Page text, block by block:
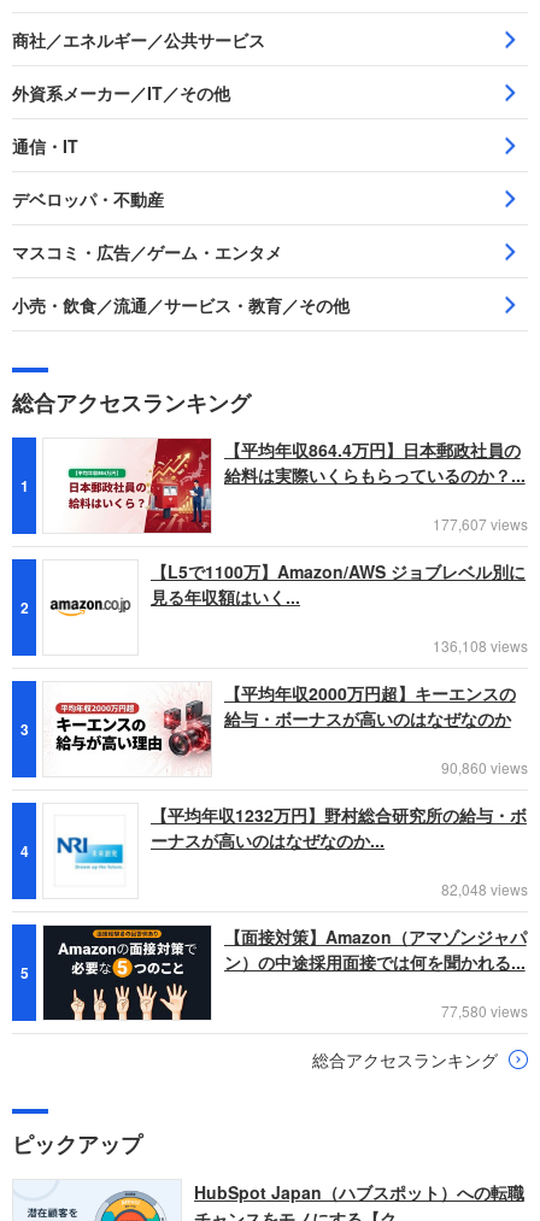
商社／エネルギー／公共サービス
外資系メーカー／IT／その他
通信・IT
デベロッパ・不動産
マスコミ・広告／ゲーム・エンタメ
小売・飲食／流通／サービス・教育／その他
総合アクセスランキング
1
【平均年収864.4万円】日本郵政社員の
給料は実際いくらもらっているのか？...
177,607 views
2
【L5で1100万】Amazon/AWS ジョブレベル別に
見る年収額はいく...
136,108 views
3
【平均年収2000万円超】キーエンスの
給与・ボーナスが高いのはなぜなのか
90,860 views
4
【平均年収1232万円】野村総合研究所の給与・ボ
ーナスが高いのはなぜなのか...
82,048 views
5
【面接対策】Amazon（アマゾンジャパ
ン）の中途採用面接では何を聞かれる...
77,580 views
総合アクセスランキング
ピックアップ
HubSpot Japan（ハブスポット）への転職